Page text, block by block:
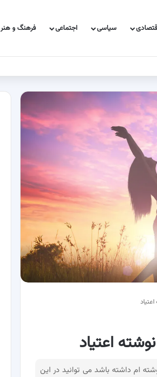
سیاسی اجتماعی فرهنگ و هنر
اعتیاد
ام داشته باشد می توانید در این